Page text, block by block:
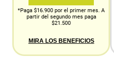
*Paga $16.900 por el primer mes. A
partir del segundo mes paga
$21.500
MIRA LOS BENEFICIOS